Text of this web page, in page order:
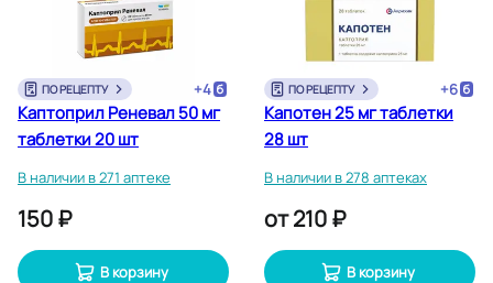
ПО РЕЦЕПТУ +4
Каптоприл Реневал 50 мг
таблетки 20 шт
В наличии в 271 аптеке
150 ₽
В корзину
ПО РЕЦЕПТУ +6
Капотен 25 мг таблетки
28 шт
В наличии в 278 аптеках
от210 ₽
В корзину